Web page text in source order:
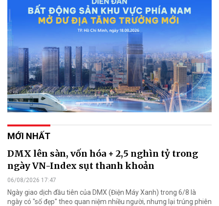
MỚI NHẤT
DMX lên sàn, vốn hóa + 2,5 nghìn tỷ trong
ngày VN-Index sụt thanh khoản
06/08/2026 17:47
Ngày giao dịch đầu tiên của DMX (Điện Máy Xanh) trong 6/8 là
ngày có "số đẹp" theo quan niệm nhiều người, nhưng lại trúng phiên